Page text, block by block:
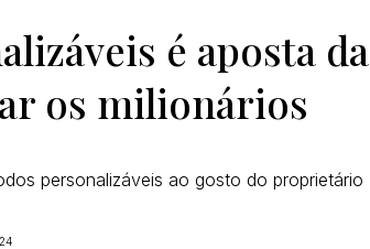
é aposta da
os milionários
personalizáveis ao gosto do proprietário